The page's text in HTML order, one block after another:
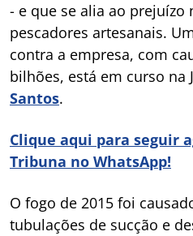
- e que se alia ao prejuízo
pescadores artesanais.
contra a empresa, com
bilhões, está em curso na
Santos.
Clique aqui para seguir
Tribuna no WhatsApp!
O fogo de 2015 foi
tubulações de sucção e